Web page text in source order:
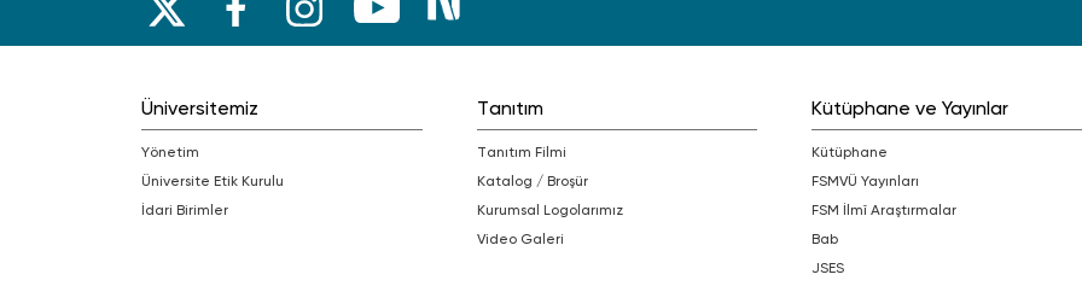
Üniversitemiz
Yönetim
Üniversite Etik Kurulu
İdari Birimler
Tanıtım
Tanıtım Filmi
Katalog / Broşür
Kurumsal Logolarımız
Video Galeri
Kütüphane ve Yayınlar
Kütüphane
FSMVÜ Yayınları
FSM İlmî Araştırmalar
bab
JSES